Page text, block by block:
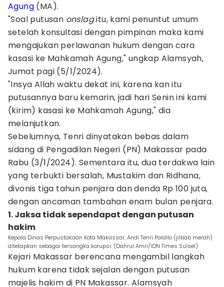
Agung (MA).
"Soal putusan onslagitu, kami penuntut umum
setelah konsultasi dengan pimpinan maka kami
mengajukan perlawanan hukum dengan cara
kasasi ke Mahkamah Agung," ungkap Alamsyah,
Jumat pagi (5/1/2024).
"Insya Allah waktu dekat ini, karena kan itu
putusannya baru kemarin, jadi hari Senin ini kami
(kirim) kasasi ke Mahkamah Agung," dia
melanjutkan.
Sebelumnya, Tenri dinyatakan bebas dalam
sidang di Pengadilan Negeri (PN) Makassar pada
Rabu (3/1/2024). Sementara itu, dua terdakwa lain
yang terbukti bersalah, Mustakim dan Ridhana,
divonis tiga tahun penjara dan denda Rp 100 juta,
dengan ancaman tambahan enam bulan penjara.
1. Jaksa tidak sependapat dengan putusan
hakim
Kepala Dinas Perpustakaan Kota Makassar, Andi Tenri Palallo (jilbab merah)
ditetapkan sebagai tersangka korupsi. (Dahrul Amri/IDN Times Sulsel)
Kejari Makassar berencana mengambil langkah
hukum karena tidak sejalan dengan putusan
majelis hakim di PN Makassar. Alamsyah